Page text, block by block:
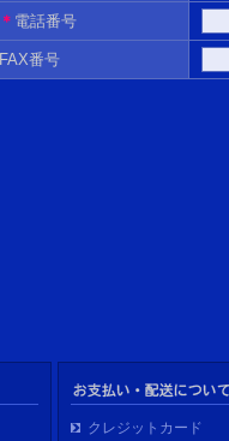
＊ 電話番号
FAX番号
クレジットカード